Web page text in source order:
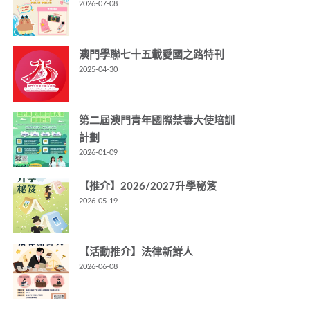
2026-07-08
澳門學聯七十五載愛國之路特刊
2025-04-30
第二屆澳門青年國際禁毒大使培訓
計劃
2026-01-09
【推介】2026/2027升學秘笈
2026-05-19
【活動推介】法律新鮮人
2026-06-08